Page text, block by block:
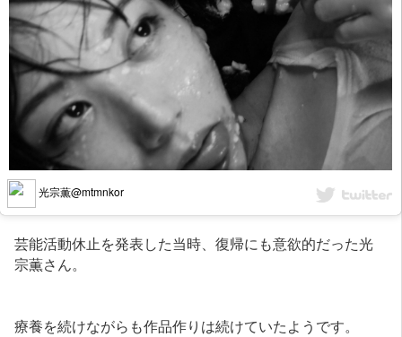
光宗薫@mtmnkor
芸能活動休止を発表した当時、復帰にも意欲的だった光
宗薫さん。
療養を続けながらも作品作りは続けていたようです。